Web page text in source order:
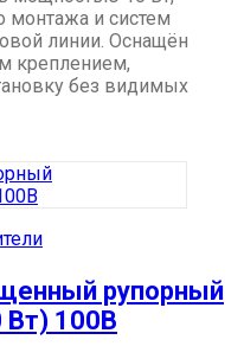
монтажа и систем
линии. Оснащён
креплением,
без видимых
рупорный
Вт) 100В